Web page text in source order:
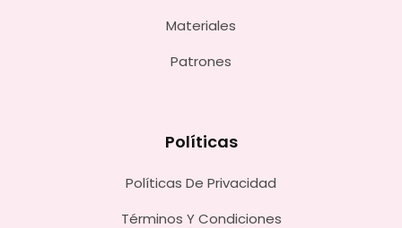
Materiales
Patrones
Políticas
Políticas De Privacidad
Términos Y Condiciones